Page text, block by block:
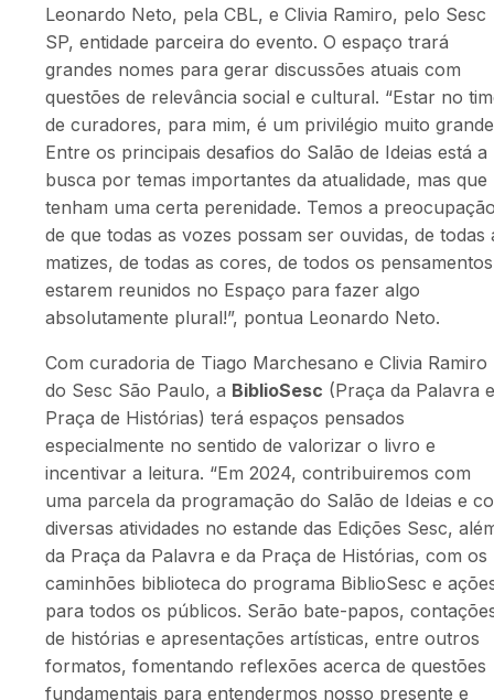
Leonardo Neto, pela CBL, e Clivia Ramiro, pelo Sesc
SP, entidade parceira do evento. O espaço trará
grandes nomes para gerar discussões atuais com
questões de relevância social e cultural. “Estar no
de curadores, para mim, é um privilégio muito
Entre os principais desafios do Salão de Ideias está a
busca por temas importantes da atualidade, mas que
tenham uma certa perenidade. Temos a
de que todas as vozes possam ser ouvidas, de todas
matizes, de todas as cores, de todos os pensamentos
estarem reunidos no Espaço para fazer algo
absolutamente plural!”, pontua Leonardo Neto.
Com curadoria de Tiago Marchesano e Clivia Ramiro
do Sesc São Paulo, a BiblioSesc (Praça da Palavra e
Praça de Histórias) terá espaços pensados
especialmente no sentido de valorizar o livro e
incentivar a leitura. “Em 2024, contribuiremos com
uma parcela da programação do Salão de Ideias e
diversas atividades no estande das Edições Sesc,
da Praça da Palavra e da Praça de Histórias, com os
caminhões biblioteca do programa BiblioSesc e
para todos os públicos. Serão bate-papos,
de histórias e apresentações artísticas, entre outros
formatos, fomentando reflexões acerca de questões
fundamentais para entendermos nosso presente e